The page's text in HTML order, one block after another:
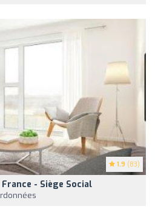
1.9 (83)
- Siège Social